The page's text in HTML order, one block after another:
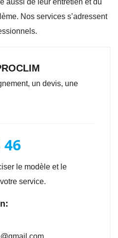
Nos services s’adressent
un devis, une
46
le modèle et le
service.